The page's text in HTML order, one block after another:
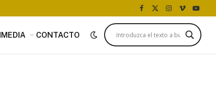
Facebook
X
(Twitter)
Instagram
Vimeo
CONTACTO